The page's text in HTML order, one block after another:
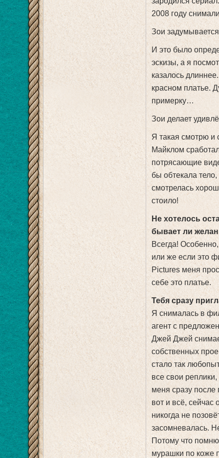
2008 году
Зои
И это было
эскизы, а я
казалось
красном платье.
примерку…
Зои делает
Я такая смотрю и
Майклом
потрясающие
бы обтекала
смотрелась
стоило!
Не хотелось
бывает ли
Всегда!
или же если это
Pictures меня
себе это платье.
Тебя сразу
Я снималась в
агент с
Джей Джей
собственных
стало так
все свои
меня сразу
вот и всё, сейчас
никогда не
засомневалась.
Потому что
мурашки по коже